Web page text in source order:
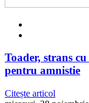
Toader, strans
pentru amnistie
Citește articol